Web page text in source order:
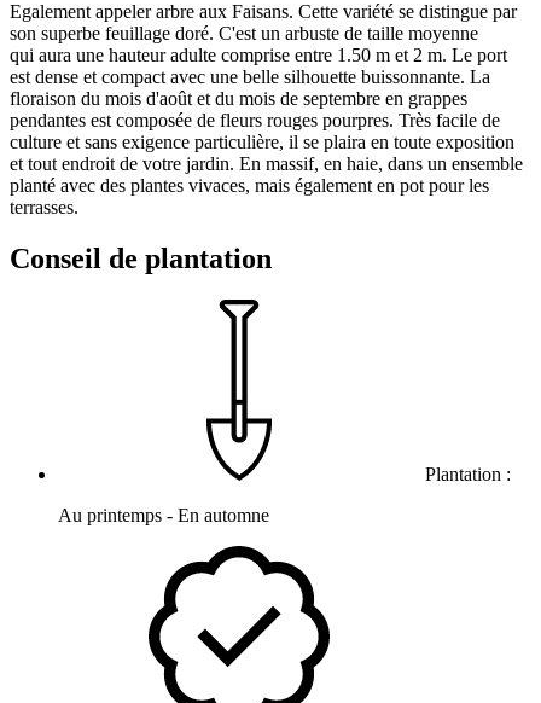
Egalement appeler arbre aux Faisans. Cette variété se distingue par
son superbe feuillage doré. C'est un arbuste de taille moyenne
qui aura une hauteur adulte comprise entre 1.50 m et 2 m. Le port
est dense et compact avec une belle silhouette buissonnante. La
floraison du mois d'août et du mois de septembre en grappes
pendantes est composée de fleurs rouges pourpres. Très facile de
culture et sans exigence particulière, il se plaira en toute exposition
et tout endroit de votre jardin. En massif, en haie, dans un ensemble
planté avec des plantes vivaces, mais également en pot pour les
terrasses.
Conseil de plantation
Plantation :
Au printemps - En automne